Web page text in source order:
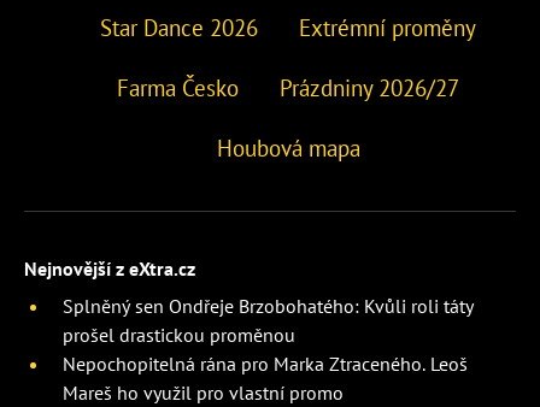
Star Dance 2026 Extrémní proměny
Farma Česko Prázdniny 2026/27
Houbová mapa
Nejnovější z eXtra.cz
Splněný sen Ondřeje Brzobohatého: Kvůli roli táty
prošel drastickou proměnou
Nepochopitelná rána pro Marka Ztraceného. Leoš
Mareš ho využil pro vlastní promo